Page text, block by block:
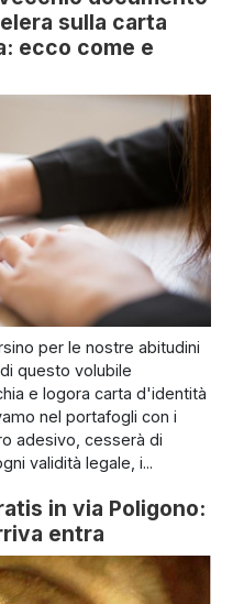
sulla carta
ecco come e
per le nostre abitudini
questo volubile
e logora carta d'identità
nel portafogli con i
adesivo, cesserà di
validità legale, i...
in via Poligono:
entra